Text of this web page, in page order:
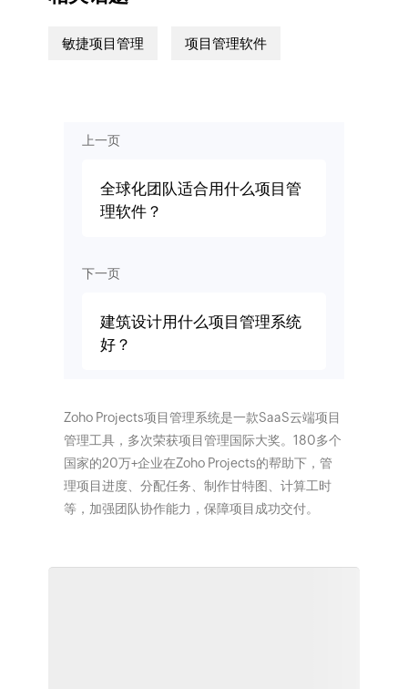
敏捷项目管理 项目管理软件
上一页
全球化团队适合用什么项目管
理软件？
下一页
建筑设计用什么项目管理系统
好？
Zoho Projects项目管理系统是一款SaaS云端项目
管理工具，多次荣获项目管理国际大奖。180多个
国家的20万+企业在Zoho Projects的帮助下，管
理项目进度、分配任务、制作甘特图、计算工时
等，加强团队协作能力，保障项目成功交付。